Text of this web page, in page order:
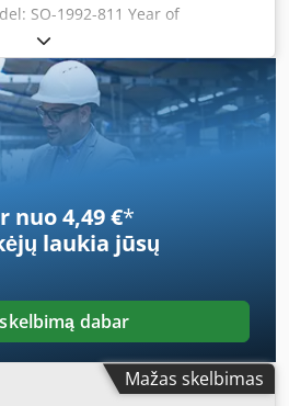
SO-1992-811 Year of
length: approx. 3200 mm Belt
Akevwf H Ssqock Motor:
conveyor speed Required
x 800 mm x 1600 mm Location:
free on truck, unpacked
as inspected, no refurbishment
nuo 4,49 €*
laukia jūsų
dabar
Mažas skelbimas